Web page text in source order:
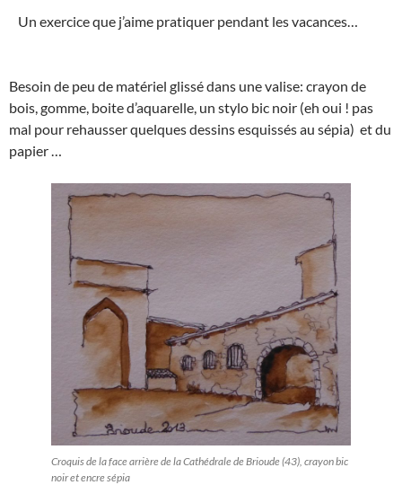
Un exercice que j’aime pratiquer pendant les vacances…
Besoin de peu de matériel glissé dans une valise: crayon de
bois, gomme, boite d’aquarelle, un stylo bic noir (eh oui ! pas
mal pour rehausser quelques dessins esquissés au sépia) et du
papier …
Croquis de la face arrière de la Cathédrale de Brioude (43), crayon bic
noir et encre sépia